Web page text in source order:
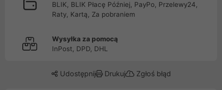
BLIK, BLIK Płacę Później, PayPo, Przelewy24,
Raty, Kartą, Za pobraniem
Wysyłka za pomocą
InPost, DPD, DHL
Udostępnij Drukuj Zgłoś błąd